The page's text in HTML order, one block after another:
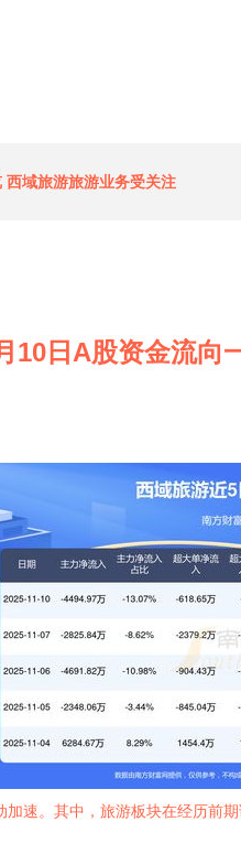
域旅游旅游业务受关注
10日A股资金流向
速。其中，旅游板块在经历前